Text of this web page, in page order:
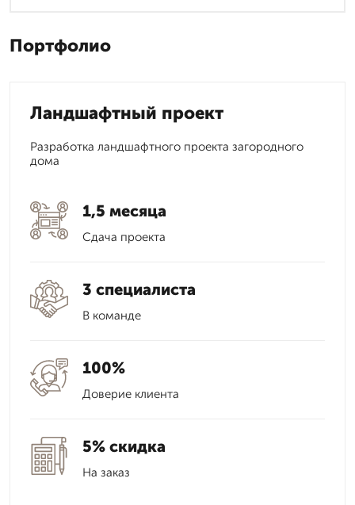
Портфолио
Ландшафтный проект
Разработка ландшафтного проекта загородного
дома
1,5 месяца
Сдача проекта
3 специалиста
В команде
100%
Доверие клиента
5% скидка
На заказ